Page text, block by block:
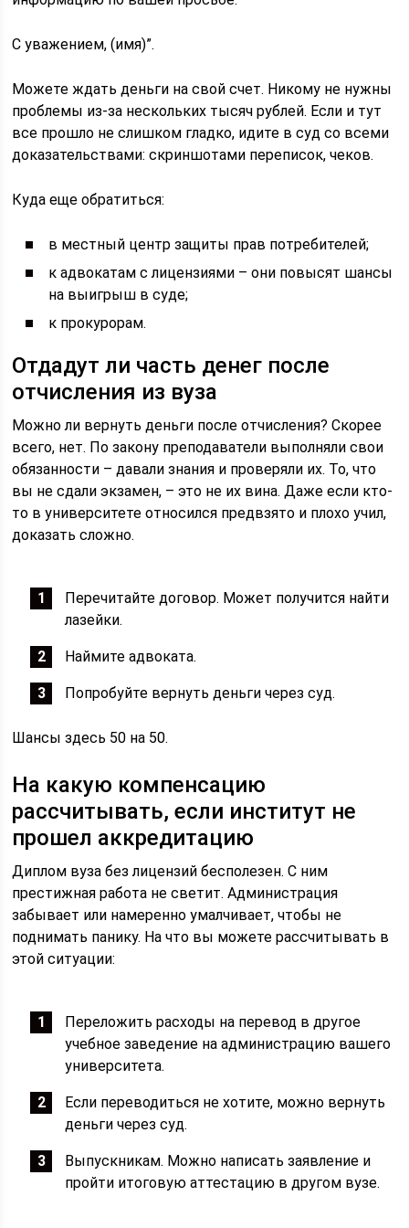
С уважением, (имя)”.
Можете ждать деньги на свой счет. Никому не нужны
проблемы из-за нескольких тысяч рублей. Если и тут
все прошло не слишком гладко, идите в суд со всеми
доказательствами: скриншотами переписок, чеков.
Куда еще обратиться:
в местный центр защиты прав потребителей;
к адвокатам с лицензиями – они повысят шансы
на выигрыш в суде;
к прокурорам.
Отдадут ли часть денег после
отчисления из вуза
Можно ли вернуть деньги после отчисления? Скорее
всего, нет. По закону преподаватели выполняли свои
обязанности – давали знания и проверяли их. То, что
вы не сдали экзамен, – это не их вина. Даже если кто-
то в университете относился предвзято и плохо учил,
доказать сложно.
Перечитайте договор. Может получится найти
лазейки.
Наймите адвоката.
Попробуйте вернуть деньги через суд.
Шансы здесь 50 на 50.
На какую компенсацию
рассчитывать, если институт не
прошел аккредитацию
Диплом вуза без лицензий бесполезен. С ним
престижная работа не светит. Администрация
забывает или намеренно умалчивает, чтобы не
поднимать панику. На что вы можете рассчитывать в
этой ситуации:
Переложить расходы на перевод в другое
учебное заведение на администрацию вашего
университета.
Если переводиться не хотите, можно вернуть
деньги через суд.
Выпускникам. Можно написать заявление и
пройти итоговую аттестацию в другом вузе.